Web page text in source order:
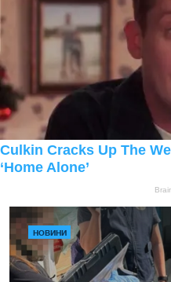
НОВИНИ